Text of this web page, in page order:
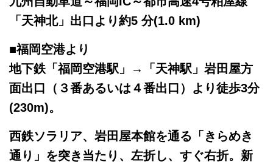
「天神北」出口より約5 分(1.0 km)
■福岡空港より
地下鉄「福岡空港駅」→「天神駅」岩田屋方
面出口（３番あるいは４番出口）より徒歩3分
(230m)。
西鉄ソラリア、岩田屋本館を通る「きらめき
通り」を突き当たり、左折し、すぐ右折。新